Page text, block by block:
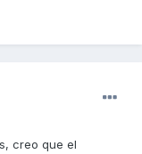
creo que el